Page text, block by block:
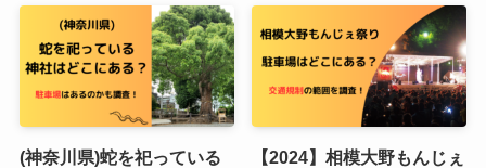
(神奈川県)蛇を祀っている
【2024】相模大野もんじぇ